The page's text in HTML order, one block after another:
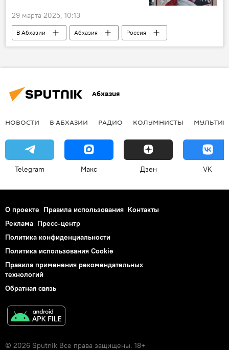
29 марта 2025, 10:13
В Абхазии Абхазия
Россия
Гал
Абхазия
НОВОСТИ В АБХАЗИИ РАДИО КОЛУМНИСТЫ
Telegram Макс Дзен VK
О проекте Правила использования Контакты
Реклама Пресс-центр
Политика конфиденциальности
Политика использования Cookie
Правила применения рекомендательных
технологий
Обратная связь
© 2026 Sputnik Все права защищены. 18+